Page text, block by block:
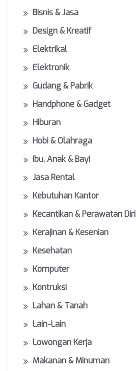
Bisnis & Jasa
Design & Kreatif
Elektrikal
Elektronik
Gudang & Pabrik
Handphone & Gadget
Hiburan
Hobi & Olahraga
Ibu, Anak & Bayi
Jasa Rental
Kebutuhan Kantor
Kecantikan & Perawatan Diri
Kerajinan & Kesenian
Kesehatan
Komputer
Kontruksi
Lahan & Tanah
Lain-Lain
Lowongan Kerja
Makanan & Minuman